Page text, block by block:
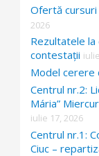
Ofertă
2026
Rezultatele
contestații
Model cerere
Centrul nr.2:
Mária”
iulie 17, 2026
Centrul nr.1:
Ciuc –